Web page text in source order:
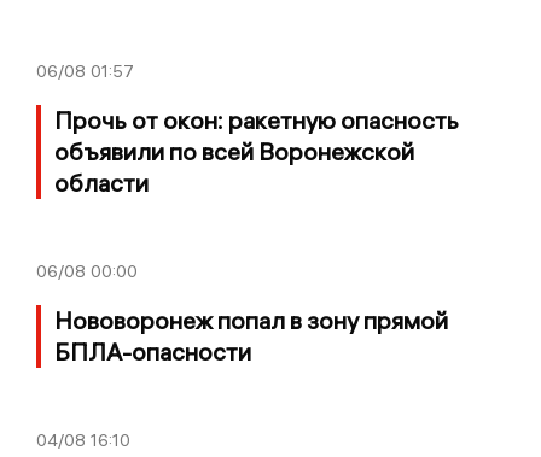
06/08 01:57
Прочь от окон: ракетную опасность
объявили по всей Воронежской
области
06/08 00:00
Нововоронеж попал в зону прямой
БПЛА-опасности
04/08 16:10